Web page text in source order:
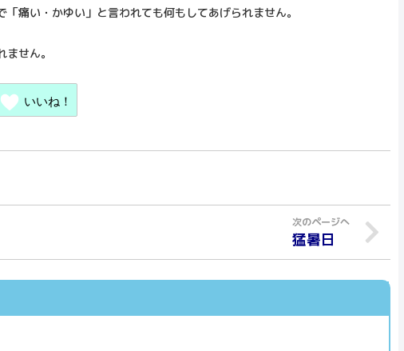
痛い・かゆい」と言われても何もしてあげられません。
せん。
いいね！
猛暑日